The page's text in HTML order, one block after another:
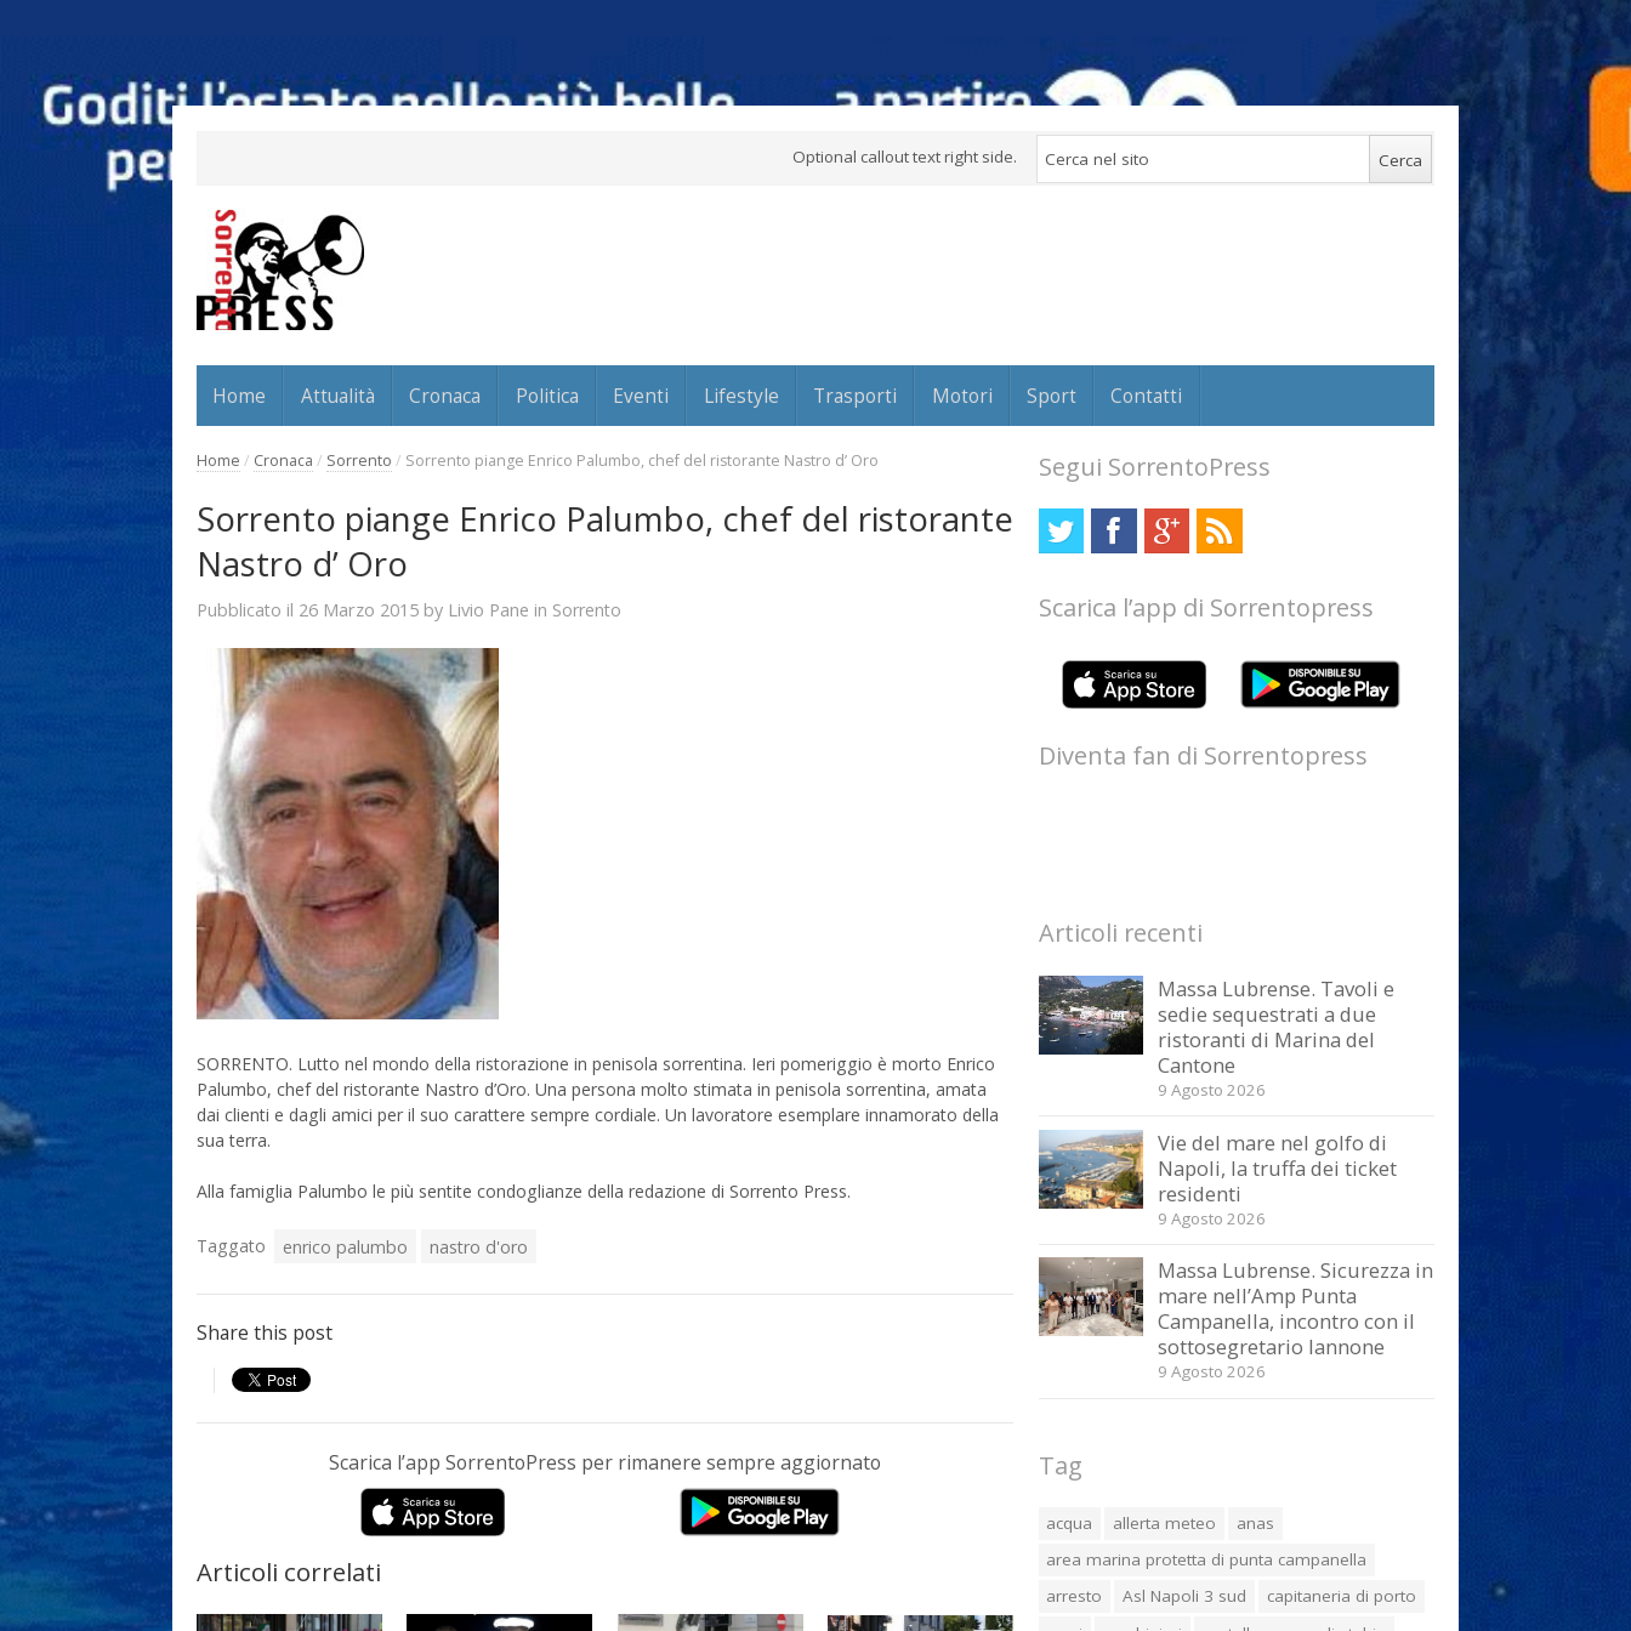
Optional callout text right side.
Home Attualità Cronaca Politica Eventi Lifestyle Trasporti Motori Sport Contatti
Home / Cronaca / Sorrento / Sorrento piange Enrico Palumbo, chef del ristorante Nastro d’ Oro
Sorrento piange Enrico Palumbo, chef del ristorante
Nastro d’ Oro
Pubblicato il 26 Marzo 2015 by Livio Pane in Sorrento
SORRENTO. Lutto nel mondo della ristorazione in penisola sorrentina. Ieri pomeriggio è morto Enrico
Palumbo, chef del ristorante Nastro d’Oro. Una persona molto stimata in penisola sorrentina, amata
dai clienti e dagli amici per il suo carattere sempre cordiale. Un lavoratore esemplare innamorato della
sua terra.
Alla famiglia Palumbo le più sentite condoglianze della redazione di Sorrento Press.
Taggato enrico palumbo nastro d'oro
Share this post
Scarica l’app SorrentoPress per rimanere sempre aggiornato
Articoli correlati
Segui SorrentoPress
Scarica l’app di Sorrentopress
Diventa fan di Sorrentopress
Articoli recenti
Massa Lubrense. Tavoli e
sedie sequestrati a due
ristoranti di Marina del
Cantone
9 Agosto 2026
Vie del mare nel golfo di
Napoli, la truffa dei ticket
residenti
9 Agosto 2026
Massa Lubrense. Sicurezza in
mare nell’Amp Punta
Campanella, incontro con il
sottosegretario Iannone
9 Agosto 2026
Tag
acqua allerta meteo
anas
area marina protetta di punta campanella
arresto
Asl Napoli 3 sud
capitaneria di porto